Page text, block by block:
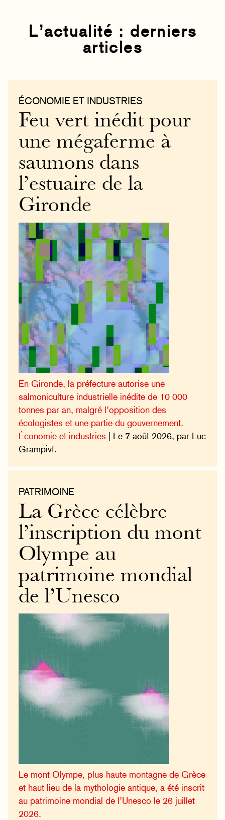
L’actualité : derniers
articles
ÉCONOMIE ET INDUSTRIES
Feu vert inédit pour
une mégaferme à
saumons dans
l’estuaire de la
Gironde
En Gironde, la préfecture autorise une
salmoniculture industrielle inédite de 10 000
tonnes par an, malgré l’opposition des
écologistes et une partie du gouvernement.
Économie et industries | Le 7 août 2026, par Luc
Grampivf.
PATRIMOINE
La Grèce célèbre
l’inscription du mont
Olympe au
patrimoine mondial
de l’Unesco
Le mont Olympe, plus haute montagne de Grèce
et haut lieu de la mythologie antique, a été inscrit
au patrimoine mondial de l’Unesco le 26 juillet
2026.